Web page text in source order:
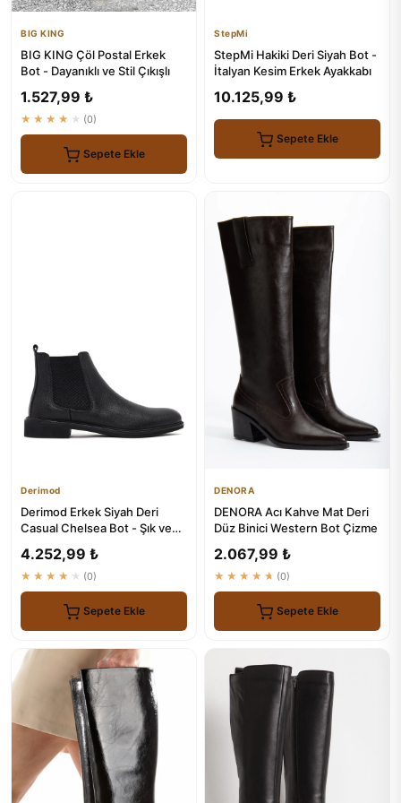
BIG KING
BIG KING Çöl Postal Erkek
Bot - Dayanıklı ve Stil Çıkışlı
1.527,99 ₺
★★★★★ (0)
Sepete Ekle
StepMi
StepMi Hakiki Deri Siyah Bot -
İtalyan Kesim Erkek Ayakkabı
10.125,99 ₺
Sepete Ekle
Derimod
Derimod Erkek Siyah Deri
Casual Chelsea Bot - Şık ve
4.252,99 ₺
★★★★★ (0)
Sepete Ekle
DENORA
DENORA Acı Kahve Mat Deri
Düz Binici Western Bot Çizme
2.067,99 ₺
★★★★★ (0)
Sepete Ekle